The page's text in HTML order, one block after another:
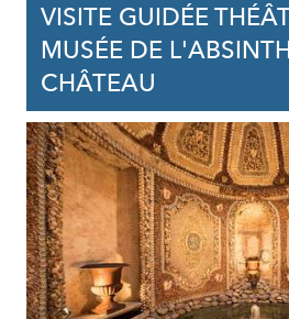
VISITE GUIDÉE
MUSÉE DE
CHÂTEAU